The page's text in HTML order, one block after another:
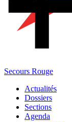
Secours Rouge
Actualités
Dossiers
Sections
Agenda